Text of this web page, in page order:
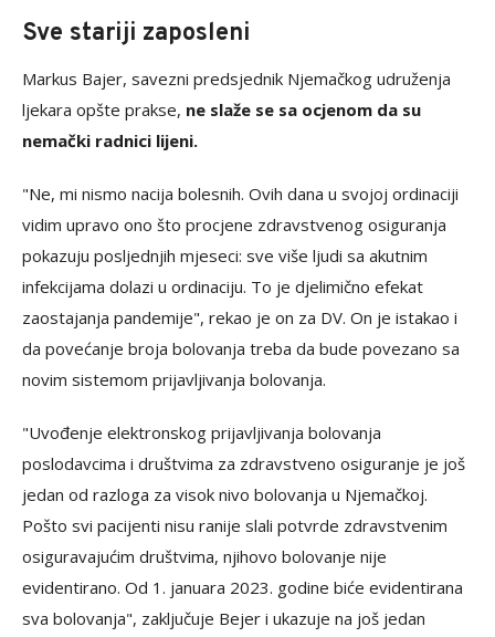
Sve stariji zaposleni
Markus Bajer, savezni predsjednik Njemačkog udruženja
ljekara opšte prakse, ne slaže se sa ocjenom da su
nemački radnici lijeni.
"Ne, mi nismo nacija bolesnih. Ovih dana u svojoj ordinaciji
vidim upravo ono što procjene zdravstvenog osiguranja
pokazuju posljednjih mjeseci: sve više ljudi sa akutnim
infekcijama dolazi u ordinaciju. To je djelimično efekat
zaostajanja pandemije", rekao je on za DV. On je istakao i
da povećanje broja bolovanja treba da bude povezano sa
novim sistemom prijavljivanja bolovanja.
"Uvođenje elektronskog prijavljivanja bolovanja
poslodavcima i društvima za zdravstveno osiguranje je još
jedan od razloga za visok nivo bolovanja u Njemačkoj.
Pošto svi pacijenti nisu ranije slali potvrde zdravstvenim
osiguravajućim društvima, njihovo bolovanje nije
evidentirano. Od 1. januara 2023. godine biće evidentirana
sva bolovanja", zaključuje Bejer i ukazuje na još jedan